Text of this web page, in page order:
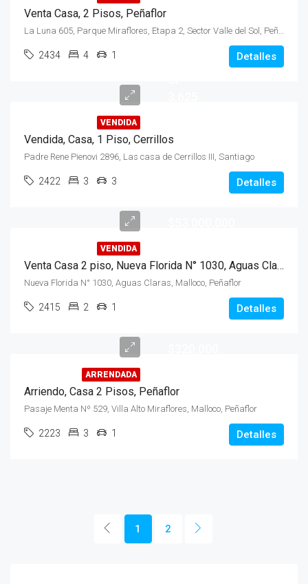
Venta Casa, 2 Pisos, Peñaflor
2434 4 1 Detalles
VENDIDA
Vendida, Casa, 1 Piso, Cerrillos
Padre Rene Pienovi 2896, Las casa de Cerrillos III, Santiago
2422 3 3 Detalles
VENDIDA
Venta Casa 2 piso, Nueva Florida N° 1030, Aguas Claras, Malloco, Peñaflor
Nueva Florida N° 1030, Aguas Claras, Malloco, Peñaflor
2415 2 1 Detalles
ARRENDADA
Arriendo, Casa 2 Pisos, Peñaflor
Pasaje Menta Nº 529, Villa Alto Miraflores, Malloco, Peñaflor
2223 3 1 Detalles
1 2